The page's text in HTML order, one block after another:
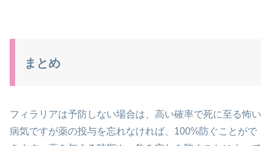
まとめ
フィラリアは予防しない場合は、高い確率で死に至る怖い
病気ですが薬の投与を忘れなければ、100%防ぐことがで